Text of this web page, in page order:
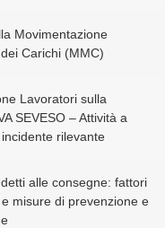
Movimentazione
Carichi (MMC)
Lavoratori sulla
SEVESO – Attività a
rilevante
alle consegne: fattori
misure di prevenzione e